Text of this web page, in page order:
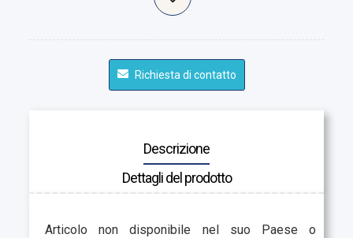
Richiesta di contatto
Descrizione
Dettagli del prodotto
Articolo non disponibile nel suo Paese o